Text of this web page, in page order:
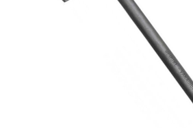
Anel Centralizador Renault 4pçs - Marrom -
Anel Centralizador Toyota 4pçs - Preto - Cod
Anel Centralizador VW 4pçs - Laranja - Cod
Anel de vedação Jumbo OR-224 TG - Cod:
Anel de vedação Jumbo OR-449 Cod: 03752
Anel p/ montagem de pneu s/cam aro 22,5 -
Anel para Montagem do Pneu Sem Câmara